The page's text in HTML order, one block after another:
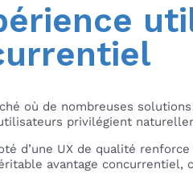
où de nombreuses
privilégient
d’une UX de qualité
avantage